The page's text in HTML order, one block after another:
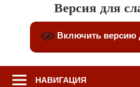
Версия для
Включить версию
НАВИГАЦИЯ